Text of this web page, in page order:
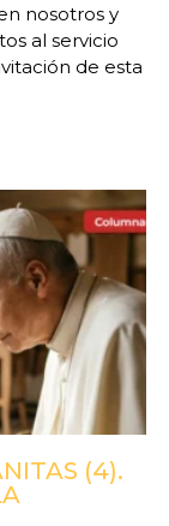
nosotros y
al servicio
de esta
(4).